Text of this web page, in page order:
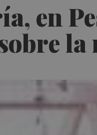
en
la